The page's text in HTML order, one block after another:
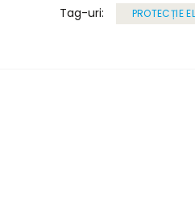
Tag-uri: PROTECȚIE